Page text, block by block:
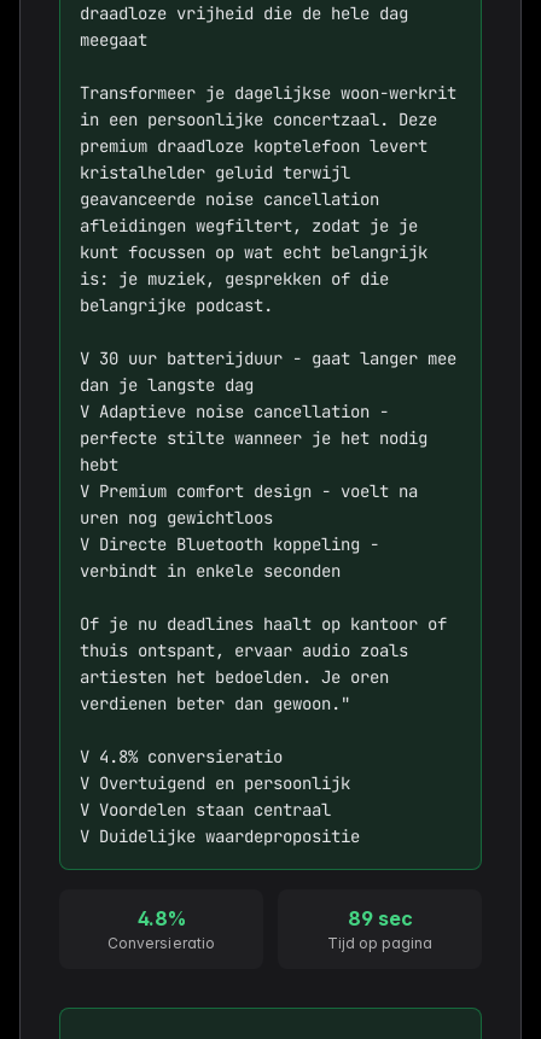
draadloze vrijheid die de hele dag
meegaat
Transformeer je dagelijkse woon-werkrit
in een persoonlijke concertzaal. Deze
premium draadloze koptelefoon levert
kristalhelder geluid terwijl
geavanceerde noise cancellation
afleidingen wegfiltert, zodat je je
kunt focussen op wat echt belangrijk
is: je muziek, gesprekken of die
belangrijke podcast.
V 30 uur batterijduur - gaat langer mee
dan je langste dag
V Adaptieve noise cancellation -
perfecte stilte wanneer je het nodig
hebt
V Premium comfort design - voelt na
uren nog gewichtloos
V Directe Bluetooth koppeling -
verbindt in enkele seconden
Of je nu deadlines haalt op kantoor of
thuis ontspant, ervaar audio zoals
artiesten het bedoelden. Je oren
verdienen beter dan gewoon."
V 4.8% conversieratio
V Overtuigend en persoonlijk
V Voordelen staan centraal
V Duidelijke waardepropositie
4.8%
Conversieratio
89 sec
Tijd op pagina